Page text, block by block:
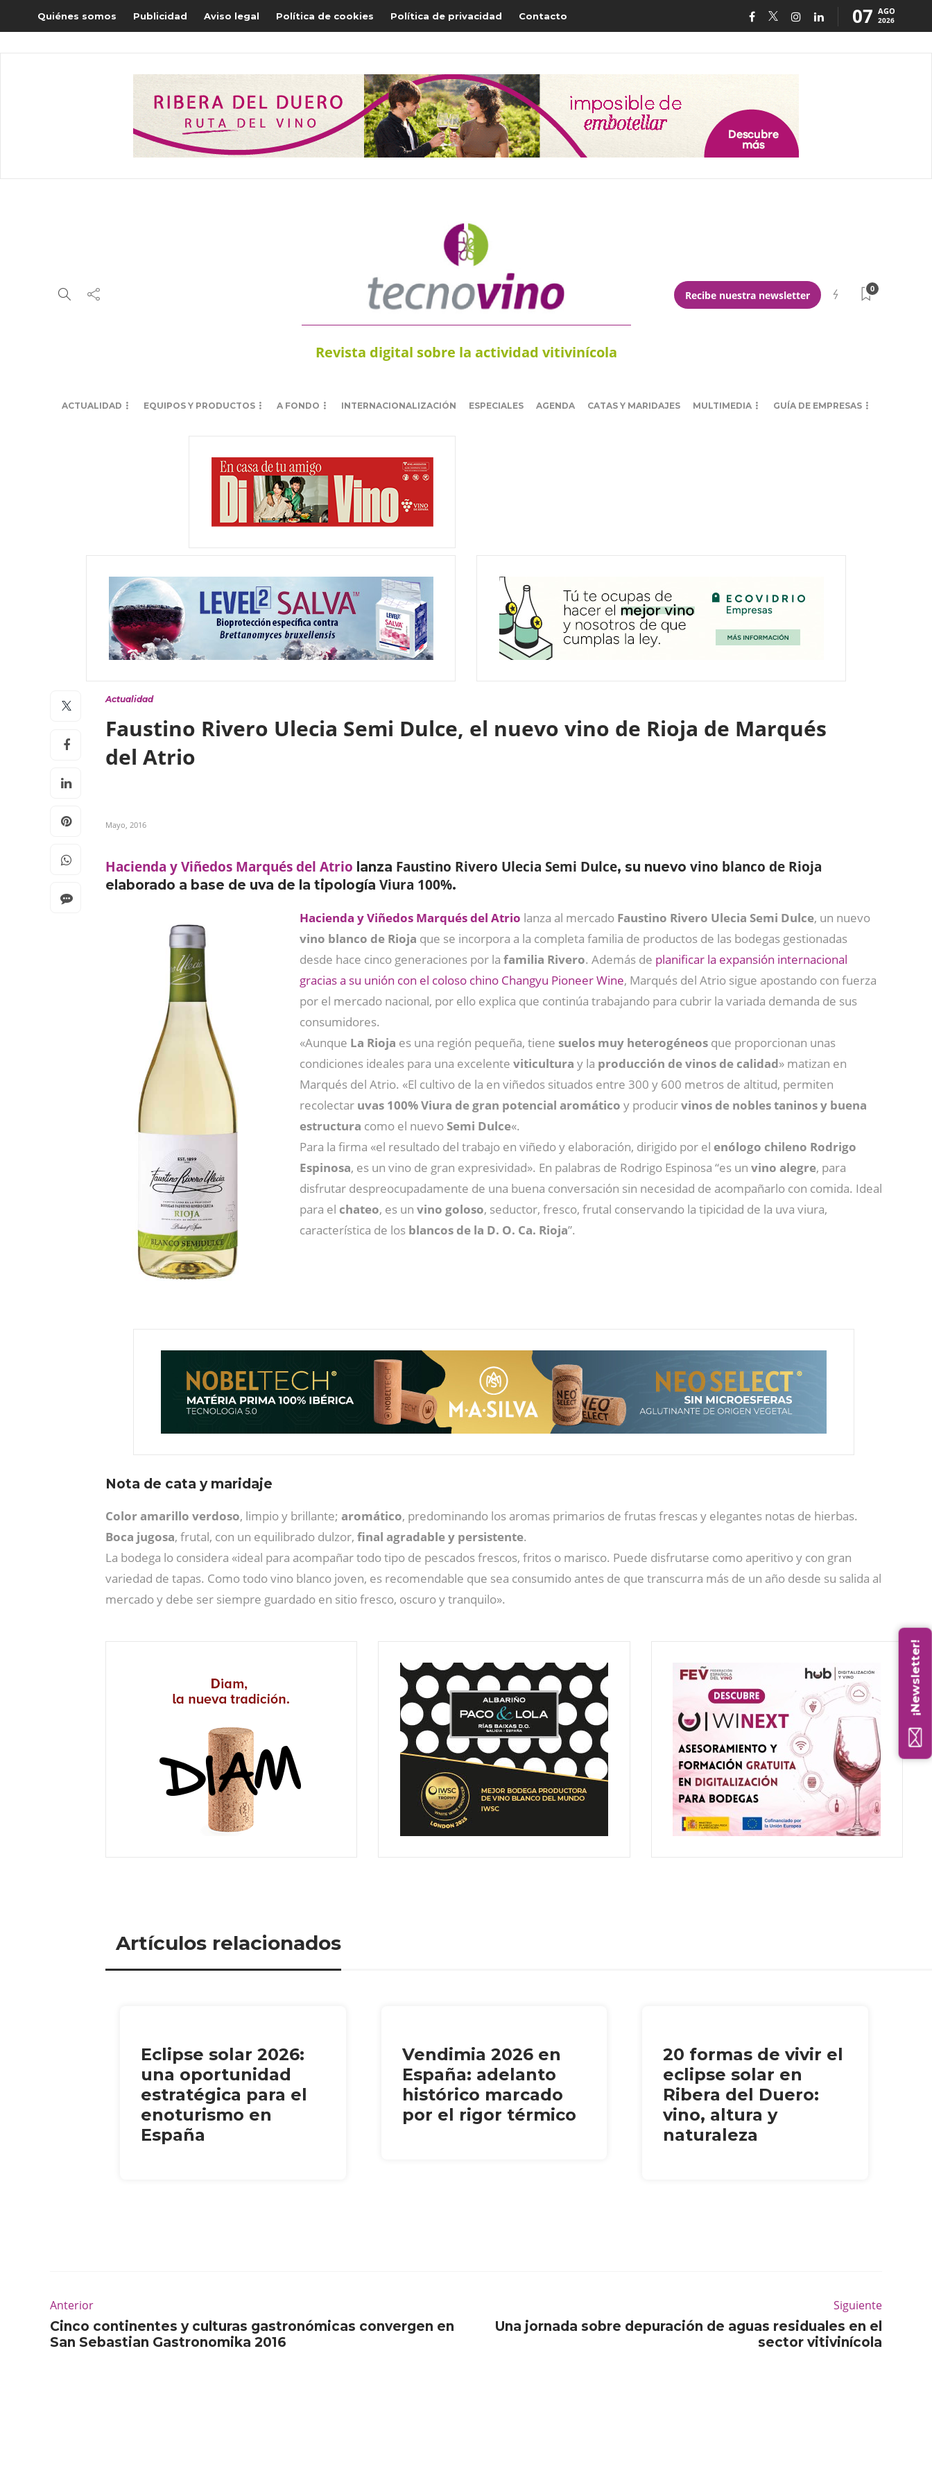
Quiénes somos Publicidad Aviso legal Política de cookies Política de privacidad Contacto 07 AGO
2026
Revista digital sobre la actividad vitivinícola
Recibe nuestra newsletter
0
ACTUALIDAD EQUIPOS Y PRODUCTOS A FONDO INTERNACIONALIZACIÓN ESPECIALES AGENDA CATAS Y MARIDAJES MULTIMEDIA GUÍA DE EMPRESAS
Actualidad
Faustino Rivero Ulecia Semi Dulce, el nuevo vino de Rioja de Marqués
del Atrio
Mayo, 2016
Hacienda y Viñedos Marqués del Atrio lanza Faustino Rivero Ulecia Semi Dulce, su nuevo vino blanco de Rioja
elaborado a base de uva de la tipología Viura 100%.
Hacienda y Viñedos Marqués del Atrio lanza al mercado Faustino Rivero Ulecia Semi Dulce, un nuevo
vino blanco de Rioja que se incorpora a la completa familia de productos de las bodegas gestionadas
desde hace cinco generaciones por la familia Rivero. Además de planificar la expansión internacional
gracias a su unión con el coloso chino Changyu Pioneer Wine, Marqués del Atrio sigue apostando con fuerza
por el mercado nacional, por ello explica que continúa trabajando para cubrir la variada demanda de sus
consumidores.
«Aunque La Rioja es una región pequeña, tiene suelos muy heterogéneos que proporcionan unas
condiciones ideales para una excelente viticultura y la producción de vinos de calidad» matizan en
Marqués del Atrio. «El cultivo de la en viñedos situados entre 300 y 600 metros de altitud, permiten
recolectar uvas 100% Viura de gran potencial aromático y producirvinos de nobles taninos y buena
estructura como el nuevoSemi Dulce«.
Para la firma «el resultado del trabajo en viñedo y elaboración, dirigido por el enólogo chileno Rodrigo
Espinosa, es un vino de gran expresividad». En palabras de Rodrigo Espinosa “es un vino alegre, para
disfrutar despreocupadamente de una buena conversación sin necesidad de acompañarlo con comida. Ideal
para el chateo, es un vino goloso, seductor, fresco, frutal conservando la tipicidad de la uva viura,
característica de los blancos de la D. O. Ca. Rioja”.
Nota de cata y maridaje
Color amarillo verdoso, limpio y brillante; aromático, predominando los aromas primarios de frutas frescas y elegantes notas de hierbas.
Boca jugosa, frutal, con un equilibrado dulzor, final agradable y persistente.
La bodega lo considera «ideal para acompañar todo tipo de pescados frescos, fritos o marisco. Puede disfrutarse como aperitivo y con gran
variedad de tapas. Como todo vino blanco joven, es recomendable que sea consumido antes de que transcurra más de un año desde su salida al
mercado y debe ser siempre guardado en sitio fresco, oscuro y tranquilo».
Artículos relacionados
Eclipse solar 2026:
una oportunidad
estratégica para el
enoturismo en
España
Vendimia 2026 en
España: adelanto
histórico marcado
por el rigor térmico
20 formas de vivir el
eclipse solar en
Ribera del Duero:
vino, altura y
naturaleza
Anterior
Cinco continentes y culturas gastronómicas convergen en
San Sebastian Gastronomika 2016
Siguiente
Una jornada sobre depuración de aguas residuales en el
sector vitivinícola
¡Newsletter!